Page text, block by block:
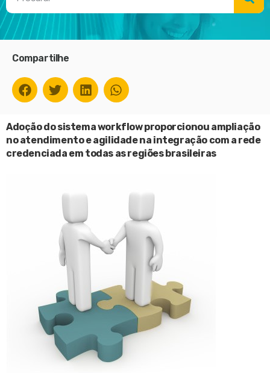
Compartilhe
Adoção do sistema workflow proporcionou ampliação
no atendimento e agilidade na integração com a rede
credenciada em todas as regiões brasileiras